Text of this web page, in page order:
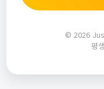
© 2026
평